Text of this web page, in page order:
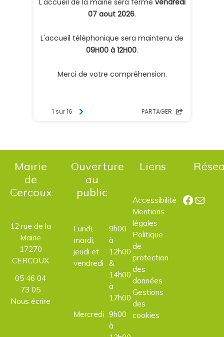
Mairie
de
Cercoux
12 rue de la
Mairie
17270
CERCOUX
05 46 04
73 05
Nous écrire
Ouverture
au
public
Lundi,
mardi,
jeudi et
vendredi
9h00
à
12h00
&
14h00
à
17h00
Mercredi 9h00
à
Liens
Accessibilité
Mentions
légales
Politique
de
protection
des
données
Gestions
des
cookies
E-mail